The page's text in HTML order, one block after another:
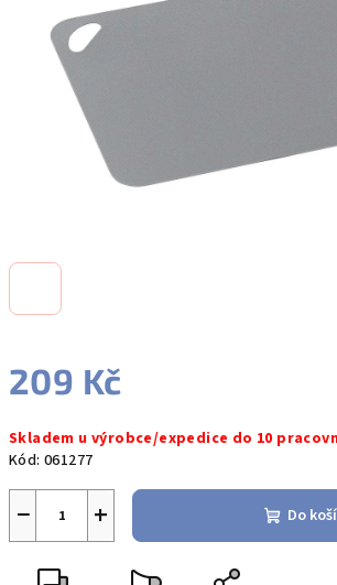
209 Kč
cena:
Skladem u výrobce/expedice do 10
Kód: 061277
+
− Do
hvězdiček.